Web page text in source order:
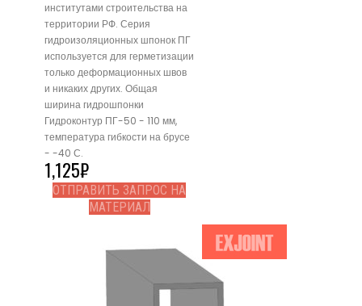
институтами строительства на
территории РФ. Серия
гидроизоляционных шпонок ПГ
используется для герметизации
только деформационных швов
и никаких других. Общая
ширина гидрошпонки
Гидроконтур ПГ-50 - 110 мм,
температура гибкости на брусе
- -40 С.
1,125₽
ОТПРАВИТЬ ЗАПРОС НА
МАТЕРИАЛ